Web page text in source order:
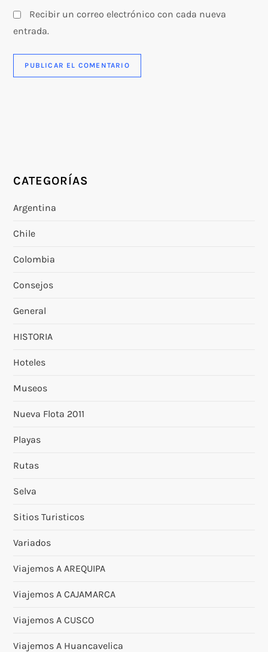
Recibir un correo electrónico con cada nueva
entrada.
CATEGORÍAS
Argentina
Chile
Colombia
Consejos
General
HISTORIA
Hoteles
Museos
Nueva Flota 2011
Playas
Rutas
Selva
Sitios Turisticos
Variados
Viajemos A AREQUIPA
Viajemos A CAJAMARCA
Viajemos A CUSCO
Viajemos A Huancavelica